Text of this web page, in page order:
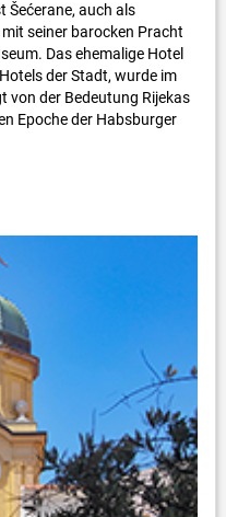
Šećerane, auch als
seiner barocken Pracht
Das ehemalige Hotel
der Stadt, wurde im
von der Bedeutung Rijekas
Epoche der Habsburger